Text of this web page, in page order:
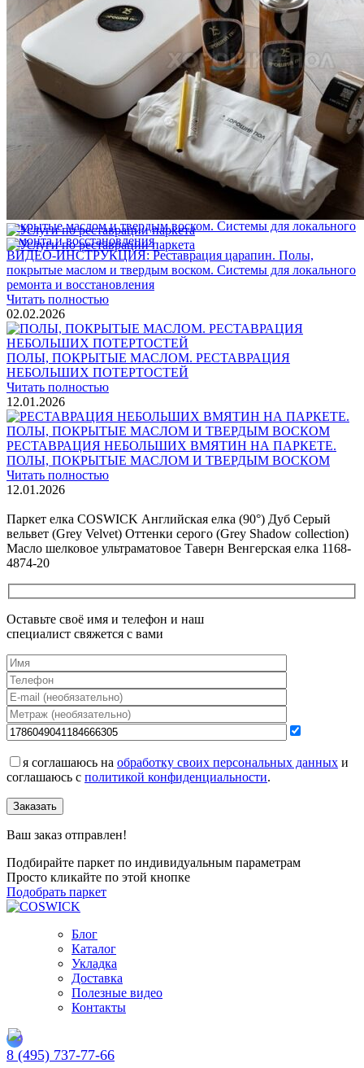
Услуги по реставрации паркета
Блог
Интересные статьи о паркете Coswick
ВИДЕО-ИНСТРУКЦИЯ: Реставрация царапин. Полы,
покрытые маслом и твердым воском. Системы для локального
ремонта и восстановления
Читать полностью
02.02.2026
ПОЛЫ, ПОКРЫТЫЕ МАСЛОМ. РЕСТАВРАЦИЯ
НЕБОЛЬШИХ ПОТЕРТОСТЕЙ
Читать полностью
12.01.2026
РЕСТАВРАЦИЯ НЕБОЛЬШИХ ВМЯТИН НА ПАРКЕТЕ.
ПОЛЫ, ПОКРЫТЫЕ МАСЛОМ И ТВЕРДЫМ ВОСКОМ
Читать полностью
12.01.2026
Паркет елка COSWICK Английская елка (90°) Дуб Серый
вельвет (Grey Velvet) Оттенки серого (Grеy Shadow collection)
Масло шелковое ультраматовое Таверн Венгерская елка 1168-
4874-20
Оставьте своё имя и телефон и наш
специалист свяжется с вами
я соглашаюсь на обработку своих персональных данных и
соглашаюсь с политикой конфиденциальности.
Заказать
Ваш заказ отправлен!
Подбирайте паркет по индивидуальным параметрам
Просто кликайте по этой кнопке
Подобрать паркет
Блог
Каталог
Укладка
Доставка
Полезные видео
Контакты
8 (495) 737-77-66